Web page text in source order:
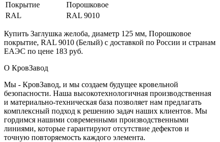
Покрытие
Порошковое
RAL
RAL 9010
Купить Заглушка желоба, диаметр 125 мм, Порошковое
покрытие, RAL 9010 (Белый) с доставкой по России и странам
ЕАЭС по цене 183 руб.
О КровЗавод
Мы - КровЗавод, и мы создаем будущее кровельной
безопасности. Наша высокотехнологичная производственная
и материально-техническая база позволяет нам предлагать
комплексный подход к решению задач наших клиентов. Мы
гордимся нашими современными производственными
линиями, которые гарантируют отсутствие дефектов и
точную повторяемость каждого элемента.